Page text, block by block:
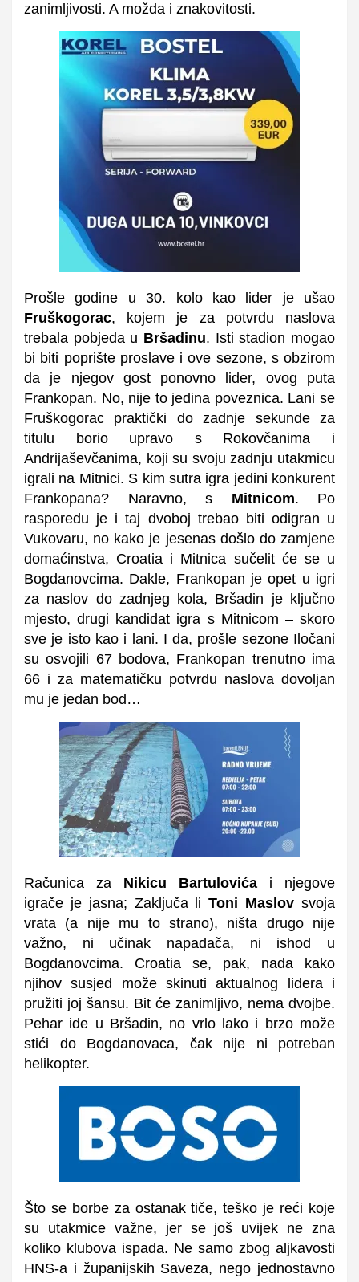
zanimljivosti. A možda i znakovitosti.
Prošle godine u 30. kolo kao lider je ušao
Fruškogorac, kojem je za potvrdu naslova
trebala pobjeda u Bršadinu. Isti stadion mogao
bi biti poprište proslave i ove sezone, s obzirom
da je njegov gost ponovno lider, ovog puta
Frankopan. No, nije to jedina poveznica. Lani se
Fruškogorac praktički do zadnje sekunde za
titulu borio upravo s Rokovčanima i
Andrijaševčanima, koji su svoju zadnju utakmicu
igrali na Mitnici. S kim sutra igra jedini konkurent
Frankopana? Naravno, s Mitnicom. Po
rasporedu je i taj dvoboj trebao biti odigran u
Vukovaru, no kako je jesenas došlo do zamjene
domaćinstva, Croatia i Mitnica sučelit će se u
Bogdanovcima. Dakle, Frankopan je opet u igri
za naslov do zadnjeg kola, Bršadin je ključno
mjesto, drugi kandidat igra s Mitnicom – skoro
sve je isto kao i lani. I da, prošle sezone Iločani
su osvojili 67 bodova, Frankopan trenutno ima
66 i za matematičku potvrdu naslova dovoljan
mu je jedan bod…
Računica za Nikicu Bartulovića i njegove
igrače je jasna; Zaključa liToni Maslov svoja
vrata (a nije mu to strano), ništa drugo nije
važno, ni učinak napadača, ni ishod u
Bogdanovcima. Croatia se, pak, nada kako
njihov susjed može skinuti aktualnog lidera i
pružiti joj šansu. Bit će zanimljivo, nema dvojbe.
Pehar ide u Bršadin, no vrlo lako i brzo može
stići do Bogdanovaca, čak nije ni potreban
helikopter.
Što se borbe za ostanak tiče, teško je reći koje
su utakmice važne, jer se još uvijek ne zna
koliko klubova ispada. Ne samo zbog aljkavosti
HNS-a i županijskih Saveza, nego jednostavno